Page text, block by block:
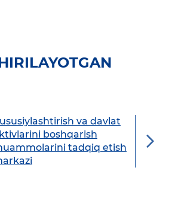
va davlat
boshqarish
tadqiq etish